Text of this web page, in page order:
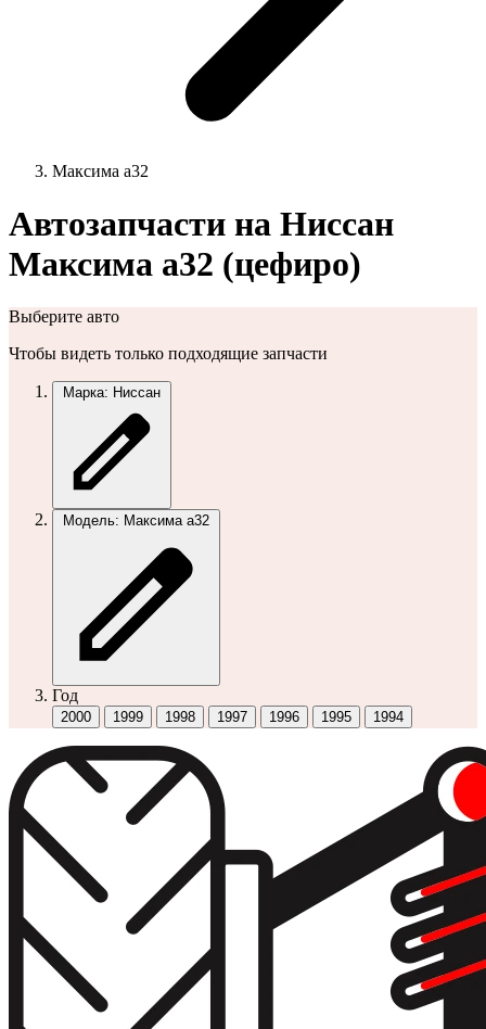
Максима а32
Автозапчасти на Ниссан
Максима а32 (цефиро)
Выберите авто
Чтобы видеть только подходящие запчасти
Марка: Ниссан
Модель: Максима а32
Год
2000 1999 1998 1997 1996 1995 1994